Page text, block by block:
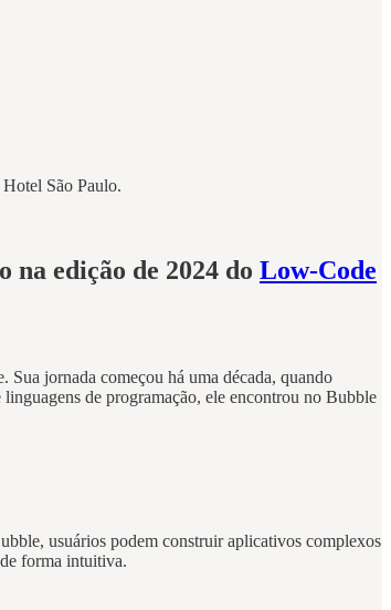
São Paulo.
na edição de 2024 do Low-Code
Sua jornada começou há uma década, quando
de programação, ele encontrou no Bubble
usuários podem construir aplicativos complexos
forma intuitiva.